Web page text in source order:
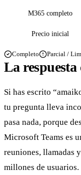
M365 completo
Precio inicial
Completo Parcial /
La respuesta
Si has escrito
tu pregunta lleva
pasa nada, porque
Microsoft Teams es
reuniones, llamadas
millones de usuarios.